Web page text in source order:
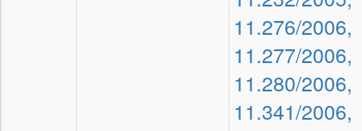
11.276/2006,
11.277/2006,
11.280/2006,
11.341/2006,